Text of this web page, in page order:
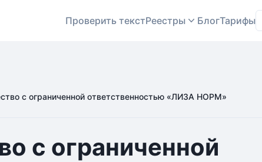
Проверить текстРеестры БлогТарифы
с ограниченной ответственностью «ЛИЗА НОРМ»
с ограниченной